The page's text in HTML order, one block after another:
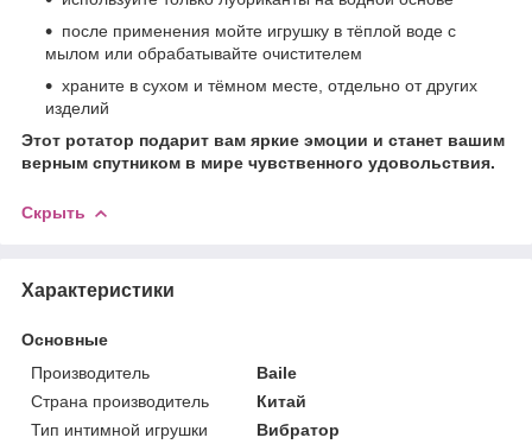
после применения мойте игрушку в тёплой воде с
мылом или обрабатывайте очистителем
храните в сухом и тёмном месте, отдельно от других
изделий
Этот ротатор подарит вам яркие эмоции и станет вашим
верным спутником в мире чувственного удовольствия.
Скрыть
Характеристики
Основные
Производитель
Baile
Страна производитель
Китай
Тип интимной игрушки
Вибратор